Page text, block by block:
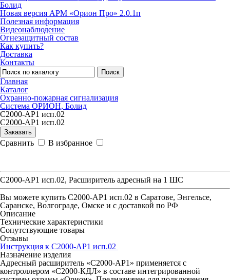
Болид
Новая версия АРМ «Орион Про» 2.0.1п
Полезная информация
Видеонаблюдение
Огнезащитный состав
Как купить?
Доставка
Контакты
Поиск
Главная
Каталог
Охранно-пожарная сигнализация
Система ОРИОН, Болид
С2000-АР1 исп.02
С2000-АР1 исп.02
Заказать
Сравнить В избранное
С2000-АР1 исп.02, Расширитель адресный на 1 ШС
Вы можете купить С2000-АР1 исп.02 в Саратове, Энгельсе,
Саранске, Волгограде, Омске и с доставкой по РФ
Описание
Технические характеристики
Сопутствующие товары
Отзывы
Инструкция к С2000-АР1 исп.02
Назначение изделия
Адресный расширитель «С2000-АР1» применяется с
контроллером «С2000-КДЛ» в составе интегрированной